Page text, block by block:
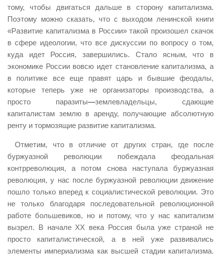
тому, чтобы двигаться дальше в сторону капитализма.
Поэтому можно сказать, что с выходом ленинской книги
«Развитие капитализма в России» такой произошел скачок
в сфере идеологии, что все дискуссии по вопросу о том,
куда идет Россия, завершились. Стало ясным, что в
экономике России вовсю идет становление капитализма, а
в политике все еще правят царь и бывшие феодалы,
которые теперь уже не организаторы производства, а
просто паразиты—землевладельцы, сдающие
капиталистам землю в аренду, получающие абсолютную
ренту и тормозящие развитие капитализма.
Отметим, что в отличие от других стран, где после
буржуазной революции побеждала феодальная
контрреволюция, а потом снова наступала буржуазная
революция, у нас после буржуазной революции движение
пошло только вперед к социалистической революции. Это
не только благодаря последовательной революционной
работе большевиков, но и потому, что у нас капитализм
вызрел. В начале ХХ века Россия была уже страной не
просто капиталистической, а в ней уже развивались
элементы империализма как высшей стадии капитализма.